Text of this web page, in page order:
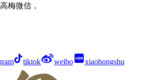
梅微信，
tiktok weibo xiaohongshu